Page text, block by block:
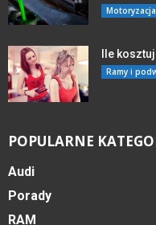
Motoryzacja
Ile
Ramy i
POPULARNE
Audi
Porady
RAM